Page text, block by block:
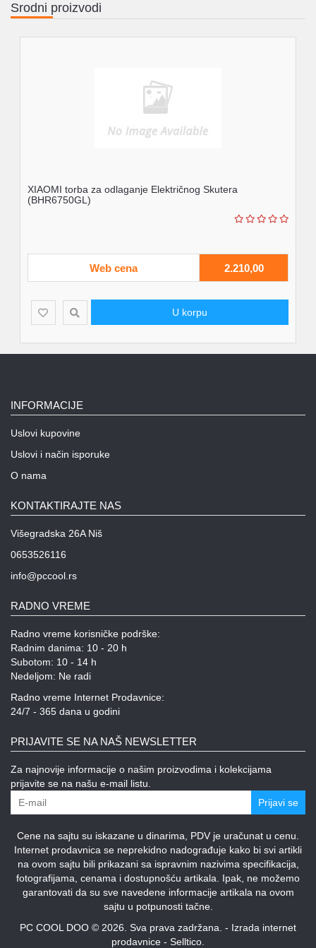
Srodni proizvodi
XIAOMI torba za odlaganje Električnog Skutera
(BHR6750GL)
Web cena 2.210,00
U korpu
INFORMACIJE
Uslovi kupovine
Uslovi i način isporuke
O nama
KONTAKTIRAJTE NAS
Višegradska 26A Niš
0653526116
info@pccool.rs
RADNO VREME
Radno vreme korisničke podrške:
Radnim danima: 10 - 20 h
Subotom: 10 - 14 h
Nedeljom: Ne radi
Radno vreme Internet Prodavnice:
24/7 - 365 dana u godini
PRIJAVITE SE NA NAŠ NEWSLETTER
Za najnovije informacije o našim proizvodima i kolekcijama
prijavite se na našu e-mail listu.
Prijavi se
Cene na sajtu su iskazane u dinarima, PDV je uračunat u cenu.
Internet prodavnica se neprekidno nadograđuje kako bi svi artikli
na ovom sajtu bili prikazani sa ispravnim nazivima specifikacija,
fotografijama, cenama i dostupnošću artikala. Ipak, ne možemo
garantovati da su sve navedene informacije artikala na ovom
sajtu u potpunosti tačne.
PC COOL DOO © 2026. Sva prava zadržana. - Izrada internet
prodavnice - Selltico.